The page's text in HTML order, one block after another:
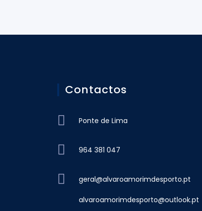
Contactos
Ponte de Lima
964 381 047
geral@alvaroamorimdesporto.pt
alvaroamorimdesporto@outlook.pt